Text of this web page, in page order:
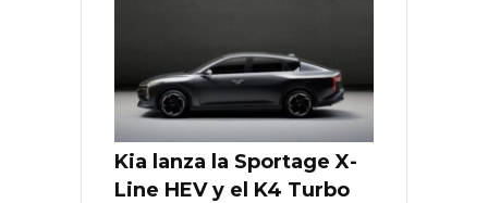
Kia lanza la Sportage X-
Line HEV y el K4 Turbo